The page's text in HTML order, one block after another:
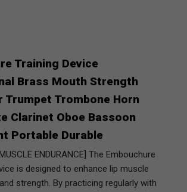
Training Device
Brass Mouth Strength
Trombone Horn
Clarinet Oboe Bassoon
Portable Durable
ENDURANCE] The Embouchure